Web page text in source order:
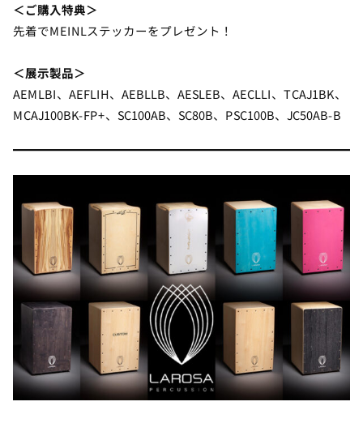
＜ご購入特典＞
先着でMEINLステッカーをプレゼント！
＜展示製品＞
AEMLBI、AEFLIH、AEBLLB、AESLEB、AECLLI、TCAJ1BK、
MCAJ100BK-FP+、SC100AB、SC80B、PSC100B、JC50AB-B